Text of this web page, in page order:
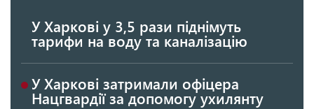
У Харкові у 3,5 рази піднімуть
тарифи на воду та каналізацію
У Харкові затримали офіцера
Нацгвардії за допомогу ухилянту